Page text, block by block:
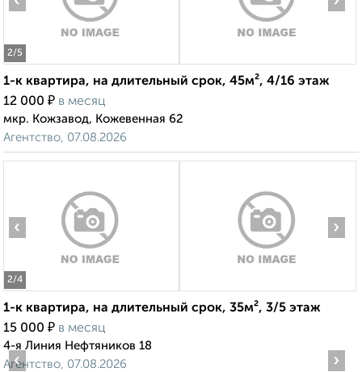
2/5
1-к квартира, на длительный срок, 45м², 4/16 этаж
12 000 ₽ в месяц
мкр. Кожзавод, Кожевенная 62
Агентство, 07.08.2026
2/4
‹ ›
1-к квартира, на длительный срок, 35м², 3/5 этаж
15 000 ₽ в месяц
4-я Линия Нефтяников 18
Агентство, 07.08.2026
‹ ›